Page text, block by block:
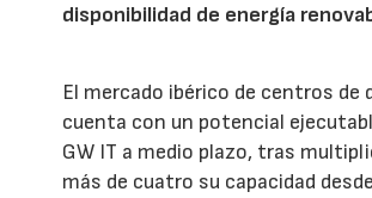
disponibilidad de energía
El mercado ibérico de centros de
cuenta con un potencial
GW IT a medio plazo, tras
más de cuatro su capacidad